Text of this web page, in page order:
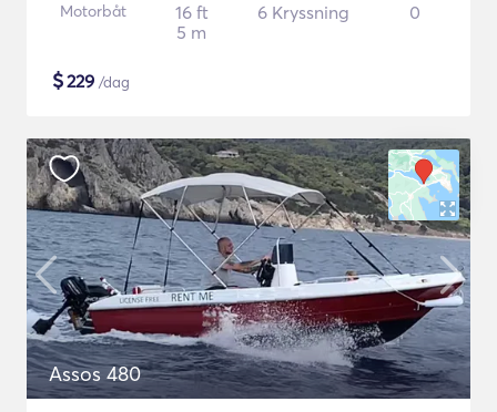
Motorbåt
16 ft
5 m
6 Kryssning 0
$229 /dag
Assos 480